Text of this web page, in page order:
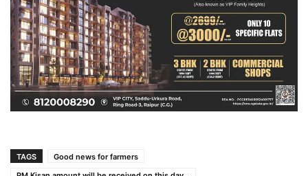
TAGS
Good news for farmers